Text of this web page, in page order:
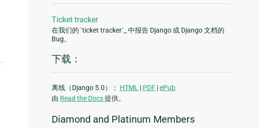
Ticket tracker
在我们的 `ticket tracker`_ 中报告 Django 或 Django 文档的
Bug。
下载：
离线（Django 5.0）： HTML | PDF |ePub
由 Read the Docs提供。
Diamond and Platinum Members